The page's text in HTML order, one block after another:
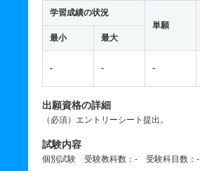
学習成績の状況
単願
最小 最大
- - -
出願資格の詳細
（必須）エントリーシート提出。
試験内容
個別試験 受験教科数：- 受験科目数：-